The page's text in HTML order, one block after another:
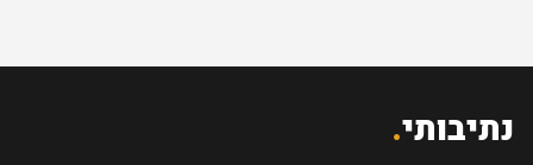
נתיבותי.